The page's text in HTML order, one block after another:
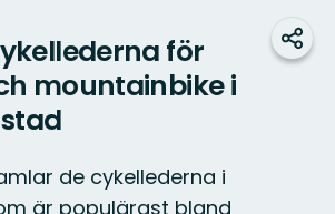
för
mountainbike i
de cykellederna i
är populärast bland
Dela